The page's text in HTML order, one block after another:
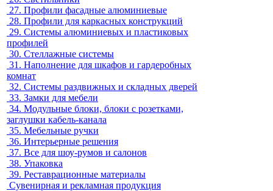
27. Профили фасадные алюминиевые
28. Профили для каркасных конструкций
29. Системы алюминиевых и пластиковых
профилей
30. Стеллажные системы
31. Наполнение для шкафов и гардеробных
комнат
32. Системы раздвижных и складных дверей
33. Замки для мебели
34. Модульные блоки, блоки с розетками,
заглушки кабель-канала
35. Мебельные ручки
36. Интерьерные решения
37. Все для шоу-румов и салонов
38. Упаковка
39. Реставрационные материалы
Сувенирная и рекламная продукция